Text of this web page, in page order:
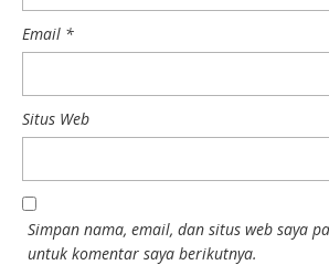
Email *
Situs Web
Simpan nama, email, dan situs web saya
untuk komentar saya berikutnya.